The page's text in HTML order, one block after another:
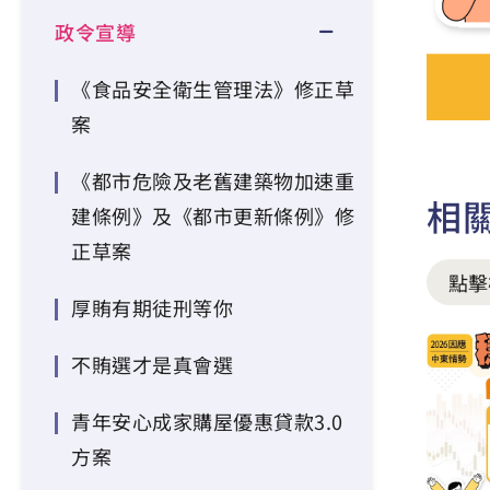
政令宣導
《食品安全衛生管理法》修正草
案
《都市危險及老舊建築物加速重
建條例》及《都市更新條例》修
正草案
厚賄有期徒刑等你
不賄選才是真會選
青年安心成家購屋優惠貸款3.0
方案
相
點